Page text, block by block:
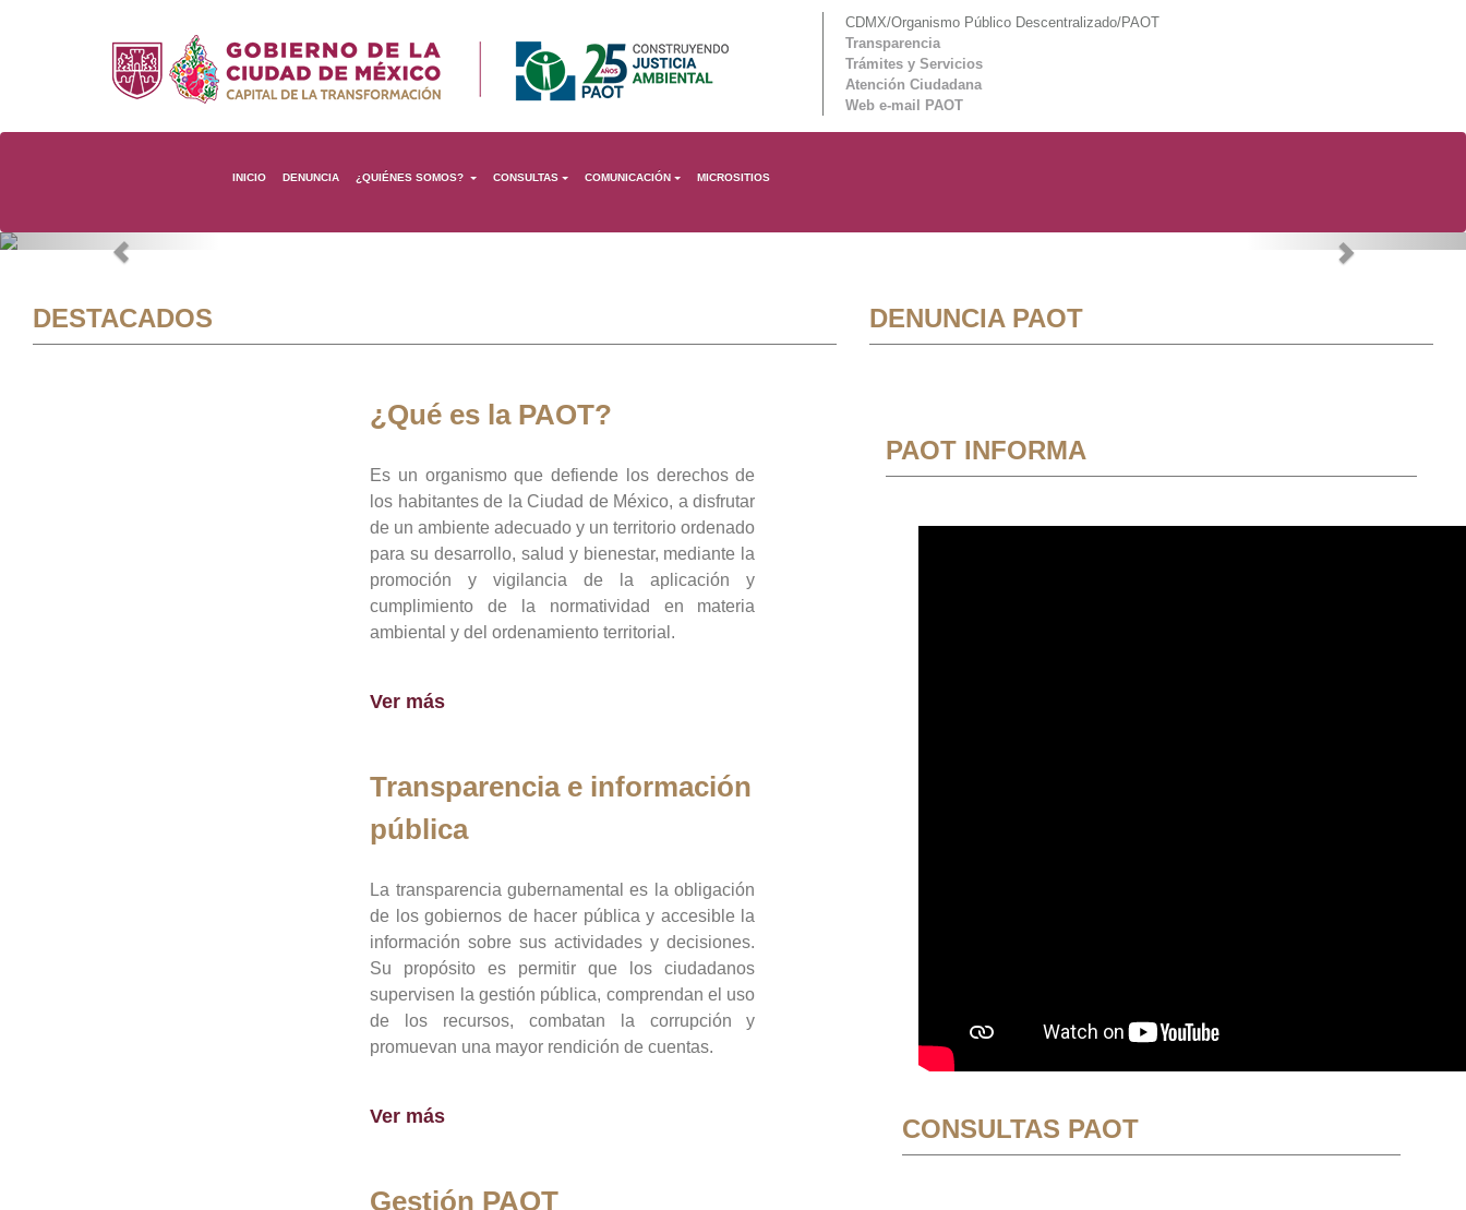
CDMX/Organismo Público Descentralizado/PAOT
Transparencia
Trámites y Servicios
Atención Ciudadana
Web e-mail PAOT
INICIO DENUNCIA ¿QUIÉNES SOMOS? CONSULTAS COMUNICACIÓN MICROSITIOS
Previous Next
DESTACADOS
¿Qué es la PAOT?
Es un organismo que defiende los derechos de
los habitantes de la Ciudad de México, a disfrutar
de un ambiente adecuado y un territorio ordenado
para su desarrollo, salud y bienestar, mediante la
promoción y vigilancia de la aplicación y
cumplimiento de la normatividad en materia
ambiental y del ordenamiento territorial.
Ver más
Transparencia e información
pública
La transparencia gubernamental es la obligación
de los gobiernos de hacer pública y accesible la
información sobre sus actividades y decisiones.
Su propósito es permitir que los ciudadanos
supervisen la gestión pública, comprendan el uso
de los recursos, combatan la corrupción y
promuevan una mayor rendición de cuentas.
Ver más
Gestión PAOT
DENUNCIA PAOT
PAOT INFORMA
CONSULTAS PAOT